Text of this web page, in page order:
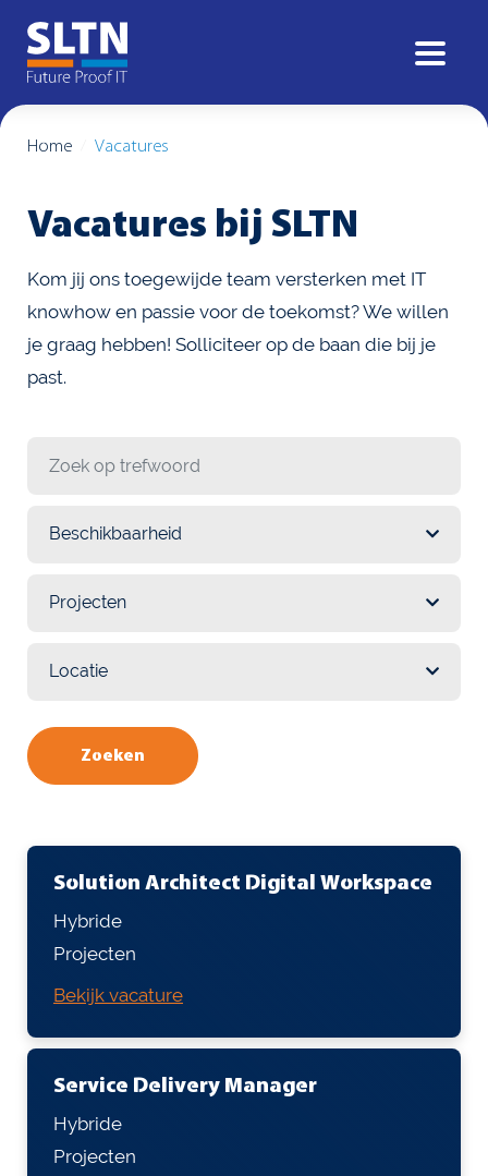
Home Vacatures
Vacatures bij SLTN
Kom jij ons toegewijde team versterken met IT
knowhow en passie voor de toekomst? We willen
je graag hebben! Solliciteer op de baan die bij je
past.
Zoeken
Solution Architect Digital Workspace
Hybride
Projecten
Bekijk vacature
Service Delivery Manager
Hybride
Projecten